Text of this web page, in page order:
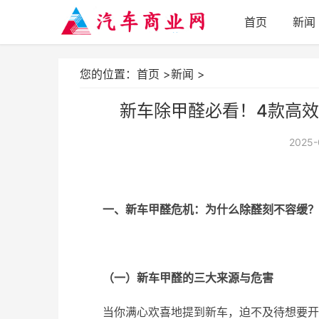
首页 新闻
您的位置： 首页 >新闻 >
新车除甲醛必看！4款高
一、新车甲醛危机：为什么除醛刻不容缓？
（一）新车甲醛的三大来源与危害
当你满心欢喜地提到新车，迫不及待想要